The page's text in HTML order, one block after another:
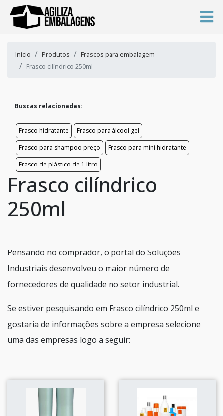
Início Produtos
Frascos para embalagem
Frasco cilíndrico 250ml
Buscas relacionadas:
Frasco hidratante
Frasco para álcool gel
Frasco para shampoo preço
Frasco para mini hidratante
Frasco de plástico de 1 litro
Frasco cilíndrico
250ml
Pensando no comprador, o portal do Soluções
Industriais desenvolveu o maior número de
fornecedores de qualidade no setor industrial.
Se estiver pesquisando em Frasco cilíndrico 250ml e
gostaria de informações sobre a empresa selecione
uma das empresas logo a seguir: